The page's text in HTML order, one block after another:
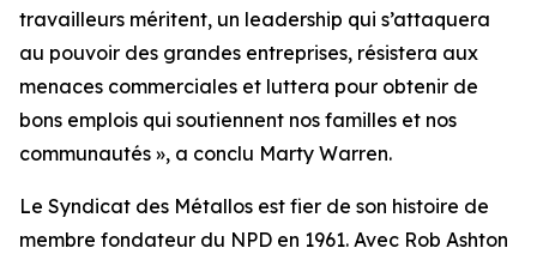
travailleurs méritent, un leadership qui s’attaquera
au pouvoir des grandes entreprises, résistera aux
menaces commerciales et luttera pour obtenir de
bons emplois qui soutiennent nos familles et nos
communautés », a conclu Marty Warren.
Le Syndicat des Métallos est fier de son histoire de
membre fondateur du NPD en 1961. Avec Rob Ashton